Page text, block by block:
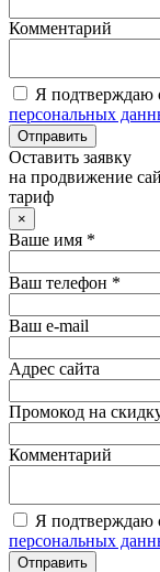
Комментарий
Я подтверждаю
персональных
Отправить
Оставить заявку
на продвижение
тариф
×
Ваше имя *
Ваш телефон *
Ваш e-mail
Адрес сайта
Промокод на
Комментарий
Я подтверждаю
персональных
Отправить